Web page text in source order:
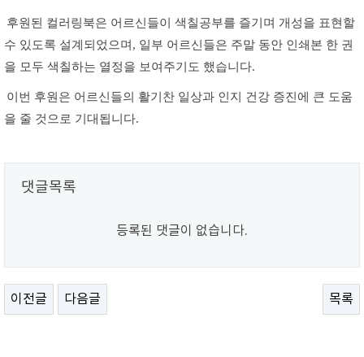
후원된 컬러링북은 어르신들이 색칠공부를 즐기며 개성을 표현할
수 있도록 설계되었으며 , 일부 어르신들은 주말 동안 인쇄본 한 권
을 모두 색칠하는 열정을 보여주기도 했습니다.
이번 후원은 어르신들의 활기찬 일상과 인지 건강 증진에 큰 도움
을 줄 것으로 기대됩니다.
댓글목록
등록된 댓글이 없습니다.
이전글 다음글 목록